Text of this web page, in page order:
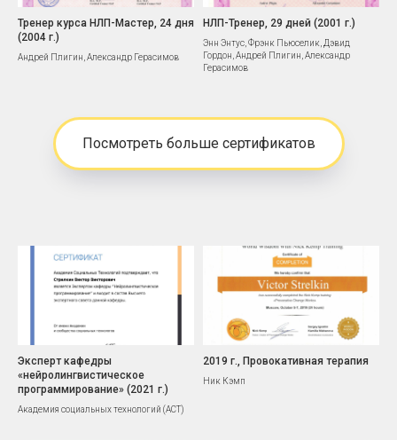
Тренер курса НЛП-Мастер, 24 дня
(2004 г.)
Андрей Плигин, Александр Герасимов
НЛП-Тренер, 29 дней (2001 г.)
Энн Энтус, Фрэнк Пьюселик, Дэвид
Гордон, Андрей Плигин, Александр
Герасимов
Посмотреть больше сертификатов
Эксперт кафедры
«нейролингвистическое
программирование» (2021 г.)
Академия социальных технологий (АСТ)
2019 г., Провокативная терапия
Ник Кэмп